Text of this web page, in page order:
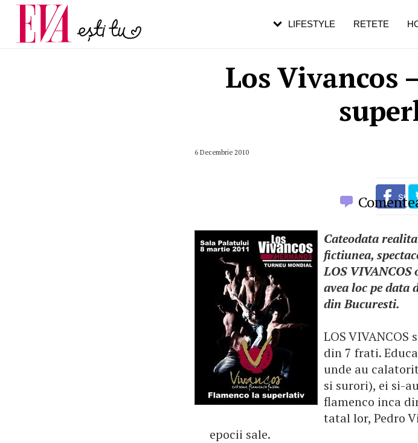
Los Vivancos
6 Decembrie 2010
Cateodata
fictiunea,
LOS VIVANCOS
avea loc pe data
din Bucuresti.
LOS
din 7 frati.
unde au
si surori), ei si-
flamenco inca
tatal lor, Pedro
epocii sale.
LIFESTYLE RETETE
Carieră
Actualitate
pe măsură ce înaintezi în vârstă
de